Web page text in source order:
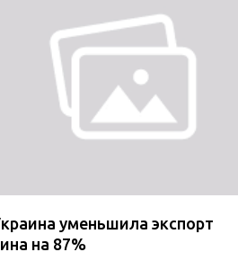
уменьшила экспорт
на 87%